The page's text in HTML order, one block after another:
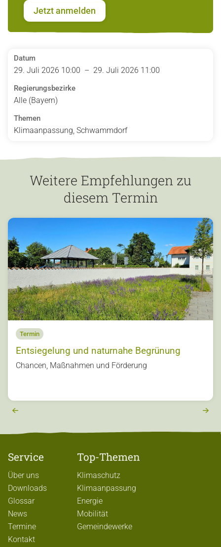
Jetzt anmelden
Datum
29. Juli 2026 10:00 – 29. Juli 2026 11:00
Regierungsbezirke
Alle (Bayern)
Themen
Klimaanpassung, Schwammdorf
Weitere Empfehlungen zu
diesem Termin
r
u
Termin
Entsiegelung und naturnahe Begrünung
Chancen, Maßnahmen und Förderung
Service
Über uns
Downloads
Glossar
News
Termine
Kontakt
Top-Themen
Klimaschutz
Klimaanpassung
Energie
Mobilität
Gemeindewerke